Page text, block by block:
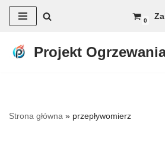
do
0
Projekt
Strona główna » przepływomierz